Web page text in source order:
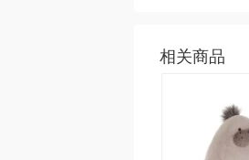
相关商品